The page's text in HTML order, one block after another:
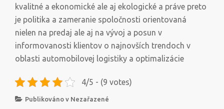
kvalitné a ekonomické ale aj ekologické a práve preto
je politika a zameranie spoločnosti orientovaná
nielen na predaj ale aj na vývoj a posun v
informovanosti klientov o najnovších trendoch v
oblasti automobilovej logistiky a optimalizácie
4/5 - (9 votes)
Publikováno v Nezařazené